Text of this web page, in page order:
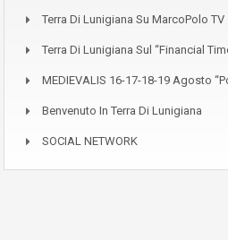
Terra Di Lunigiana Su MarcoPolo TV
Terra Di Lunigiana Sul “Financial
MEDIEVALIS 16-17-18-19 Agosto
Benvenuto In Terra Di Lunigiana
SOCIAL NETWORK